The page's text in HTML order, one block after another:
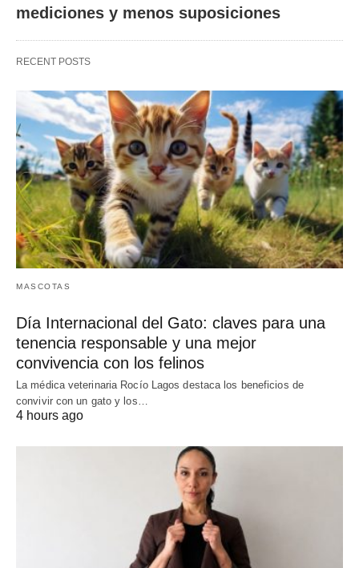
mediciones y menos suposiciones
RECENT POSTS
MASCOTAS
Día Internacional del Gato: claves para una
tenencia responsable y una mejor
convivencia con los felinos
La médica veterinaria Rocío Lagos destaca los beneficios de
convivir con un gato y los…
4 hours ago